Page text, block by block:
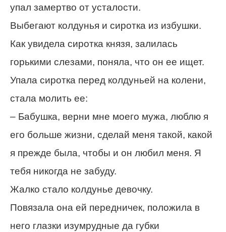
упал замертво от усталости.
Выбегают колдунья и сиротка из избушки.
Как увидела сиротка князя, залилась
горькими слезами, поняла, что он ее ищет.
Упала сиротка перед колдуньей на колени,
стала молить ее:
– Бабушка, верни мне моего мужа, люблю я
его больше жизни, сделай меня такой, какой
я прежде была, чтобы и он любил меня. Я
тебя никогда не забуду.
Жалко стало колдунье девочку.
Повязала она ей передничек, положила в
него глазки изумрудные да губки